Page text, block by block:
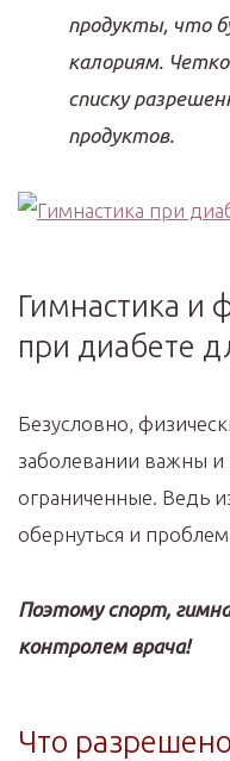
продукты, что
калориям.
списку
продуктов.
Гимнастика и
при диабете
Безусловно,
заболевании важны
ограниченные. Ведь
обернуться и
Поэтому спорт,
контролем врача!
Что